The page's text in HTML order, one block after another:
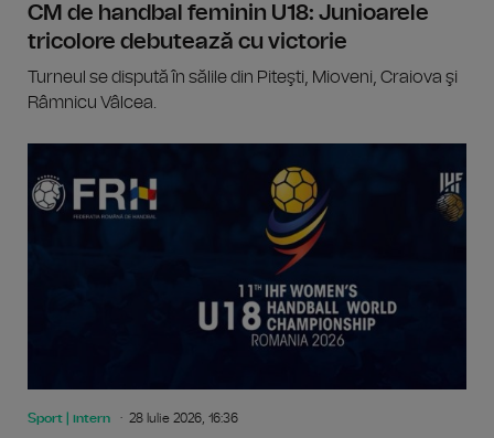
CM de handbal feminin U18: Junioarele
tricolore debutează cu victorie
Turneul se dispută în sălile din Piteşti, Mioveni, Craiova şi
Râmnicu Vâlcea.
Sport | intern 28 Iulie 2026, 16:36